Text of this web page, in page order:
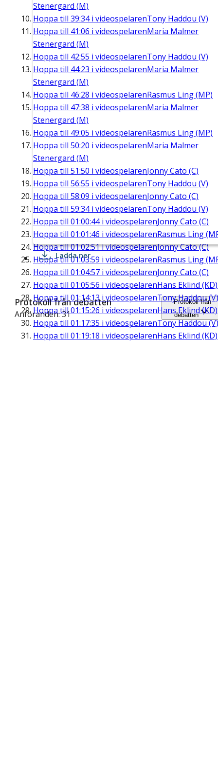
Stenergard (M)
Hoppa till 39:34i videospelarenTony Haddou (V)
Hoppa till 41:06 i videospelarenMaria Malmer
Stenergard (M)
Hoppa till 42:55 i videospelarenTony Haddou (V)
Hoppa till 44:23 i videospelarenMaria Malmer
Stenergard (M)
Hoppa till 46:28 i videospelarenRasmus Ling (MP)
Hoppa till 47:38 i videospelarenMaria Malmer
Stenergard (M)
Hoppa till 49:05 i videospelarenRasmus Ling (MP)
Hoppa till 50:20 i videospelarenMaria Malmer
Stenergard (M)
Hoppa till 51:50 i videospelarenJonny Cato (C)
Hoppa till 56:55 i videospelarenTony Haddou (V)
Hoppa till 58:09 i videospelarenJonny Cato (C)
Hoppa till 59:34i videospelarenTony Haddou (V)
Hoppa till 01:00:44i videospelarenJonny Cato (C)
Hoppa till 01:01:46 i videospelarenRasmus Ling
Hoppa till01:02:51i videospelarenJonny Cato (C)
Hoppa till01:03:59 i videospelarenRasmus Ling
Hoppa till 01:04:57 i videospelarenJonny Cato (C)
Hoppa till 01:05:56 i videospelarenHans Eklind (KD)
Hoppa till 01:14:13 i videospelarenTony Haddou (V)
Hoppa till01:15:26 i videospelarenHans Eklind (KD)
Hoppa till 01:17:35 i videospelarenTony Haddou (V)
Hoppa till 01:19:18 i videospelarenHans Eklind (KD)
Ladda ner
Protokoll från debatten
Anföranden: 31
Protokoll från
debatten